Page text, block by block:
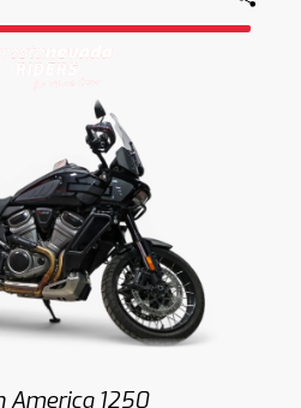
America 1250